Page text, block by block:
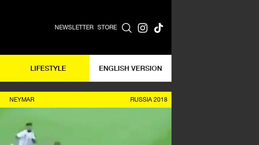
NEWSLETTER STORE
LIFESTYLE ENGLISH VERSION
NEYMAR RUSSIA 2018